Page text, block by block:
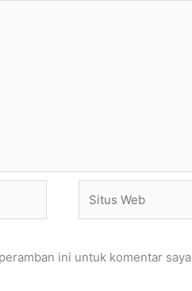
Web
ini untuk komentar saya